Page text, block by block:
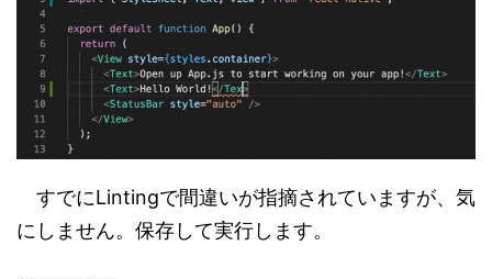
すでにLintingで間違いが指摘されていますが、気
にしません。保存して実行します。